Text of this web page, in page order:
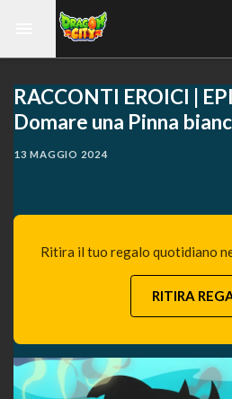
RACCONTI EROICI |
Domare una Pinna
13 MAGGIO 2024
Ritira il tuo regalo quotidiano
RITIRA